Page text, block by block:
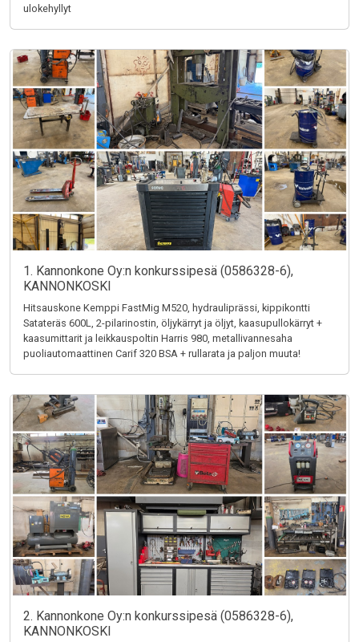
ulokehyllyt
1. Kannonkone Oy:n konkurssipesä (0586328-6),
KANNONKOSKI
Hitsauskone Kemppi FastMig M520, hydrauliprässi, kippikontti
Satateräs 600L, 2-pilarinostin, öljykärryt ja öljyt, kaasupullokärryt +
kaasumittarit ja leikkauspoltin Harris 980, metallivannesaha
puoliautomaattinen Carif 320 BSA + rullarata ja paljon muuta!
2. Kannonkone Oy:n konkurssipesä (0586328-6),
KANNONKOSKI